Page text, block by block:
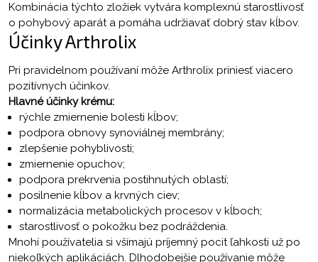
Kombinácia týchto zložiek vytvára komplexnú starostlivosť
o pohybový aparát a pomáha udržiavať dobrý stav kĺbov.
Účinky Arthrolix
Pri pravidelnom používaní môže Arthrolix priniesť viacero
pozitívnych účinkov.
Hlavné účinky krému:
rýchle zmiernenie bolesti kĺbov;
podpora obnovy synoviálnej membrány;
zlepšenie pohyblivosti;
zmiernenie opuchov;
podpora prekrvenia postihnutých oblastí;
posilnenie kĺbov a krvných ciev;
normalizácia metabolických procesov v kĺboch;
starostlivosť o pokožku bez podráždenia.
Mnohí používatelia si všímajú príjemný pocit ľahkosti už po
niekoľkých aplikáciách. Dlhodobejšie používanie môže